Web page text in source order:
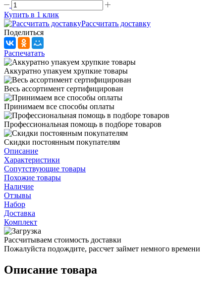
Купить в 1 клик
Рассчитать доставку
Поделиться
Распечатать
Аккуратно упакуем хрупкие товары
Весь ассортимент сертифицирован
Принимаем все способы оплаты
Профессиональная помощь в подборе товаров
Скидки постоянным покупателям
Описание
Характеристики
Сопутствующие товары
Похожие товары
Наличие
Отзывы
Набор
Доставка
Комплект
Рассчитываем стоимость доставки
Пожалуйста подождите, рассчет займет немного времени
Описание товара